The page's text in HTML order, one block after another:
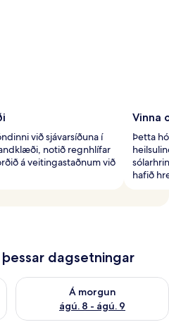
við sjávarsíðuna í
notið regnhlífar
á veitingastaðnum við
Vinna
Þetta
hafið
dagsetningar
- ágú. 8
Á morgun
ágú. 8 - ágú. 9
Athuga framboð á morgun